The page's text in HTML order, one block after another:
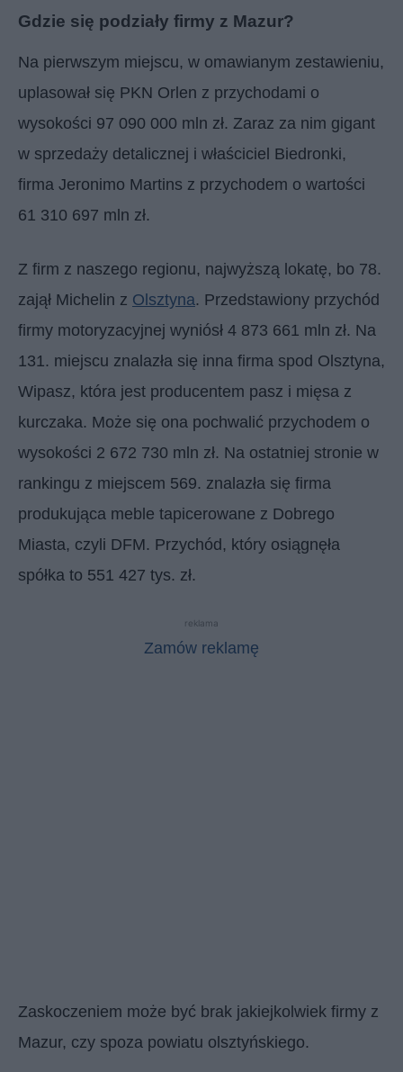
Gdzie się podziały firmy z Mazur?
Na pierwszym miejscu, w omawianym zestawieniu,
uplasował się PKN Orlen z przychodami o
wysokości 97 090 000 mln zł. Zaraz za nim gigant
w sprzedaży detalicznej i właściciel Biedronki,
firma Jeronimo Martins z przychodem o wartości
61 310 697 mln zł.
Z firm z naszego regionu, najwyższą lokatę, bo 78.
zajął Michelin z Olsztyna. Przedstawiony przychód
firmy motoryzacyjnej wyniósł 4 873 661 mln zł. Na
131. miejscu znalazła się inna firma spod Olsztyna,
Wipasz, która jest producentem pasz i mięsa z
kurczaka. Może się ona pochwalić przychodem o
wysokości 2 672 730 mln zł. Na ostatniej stronie w
rankingu z miejscem 569. znalazła się firma
produkująca meble tapicerowane z Dobrego
Miasta, czyli DFM. Przychód, który osiągnęła
spółka to 551 427 tys. zł.
reklama
Zamów reklamę
Zaskoczeniem może być brak jakiejkolwiek firmy z
Mazur, czy spoza powiatu olsztyńskiego.